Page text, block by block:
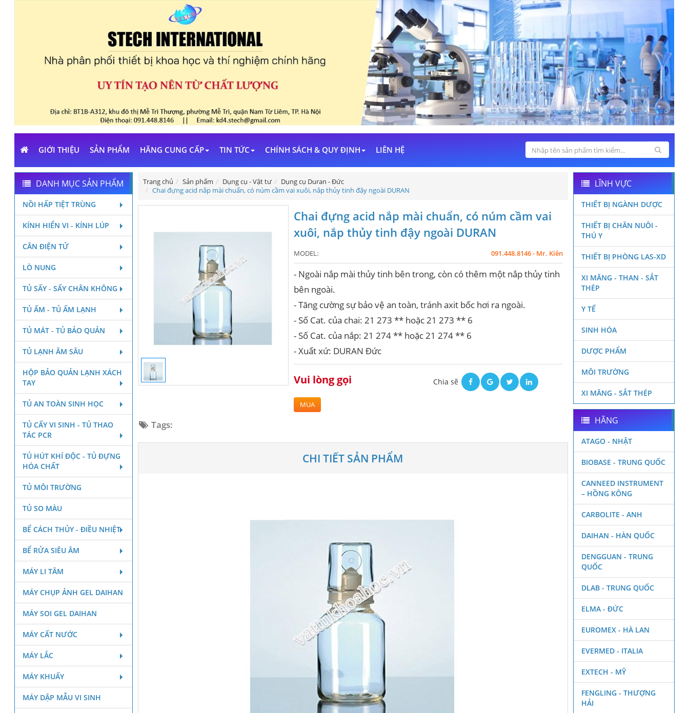
GIỚI THIỆU SẢN PHẨM HÃNG CUNG CẤP TIN TỨC CHÍNH SÁCH & QUY ĐỊNH LIÊN HỆ
Trang chủ Sản phẩm Dụng cụ - Vật tư
Dụng cụ Duran - Đức
Chai đựng acid nắp mài chuẩn, có núm cầm vai xuôi, nắp thủy tinh đậy ngoài DURAN
Chai đựng acid nắp mài chuẩn, có núm cầm vai
xuôi, nắp thủy tinh đậy ngoài DURAN
MODEL: 091.448.8146 - Mr. Kiên
- Ngoài nắp mài thủy tinh bên trong, còn có thêm một nắp thủy tinh
bên ngoài.
- Tăng cường sự bảo vệ an toàn, tránh axit bốc hơi ra ngoài.
- Số Cat. của chai: 21 273 ** hoặc 21 273 ** 6
- Số Cat. của nắp: 21 274 ** hoặc 21 274 ** 6
- Xuất xứ: DURAN Đức
Vui lòng gọi
MUA
Chia sẽ
Tags:
CHI TIẾT SẢN PHẨM
DANH MỤC SẢN PHẨM
NỒI HẤP TIỆT TRÙNG
KÍNH HIỂN VI - KÍNH LÚP
CÂN ĐIỆN TỬ
LÒ NUNG
TỦ SẤY - SẤY CHÂN KHÔNG
TỦ ẤM - TỦ ẤM LẠNH
TỦ MÁT - TỦ BẢO QUẢN
TỦ LẠNH ÂM SÂU
HỘP BẢO QUẢN LẠNH XÁCH
TAY
TỦ AN TOÀN SINH HỌC
TỦ CẤY VI SINH - TỦ THAO
TÁC PCR
TỦ HÚT KHÍ ĐỘC - TỦ ĐỰNG
HÓA CHẤT
TỦ MÔI TRƯỜNG
TỦ SO MÀU
BỂ CÁCH THỦY - ĐIỀU NHIỆT
BỂ RỬA SIÊU ÂM
MÁY LI TÂM
MÁY CHỤP ẢNH GEL DAIHAN
MÁY SOI GEL DAIHAN
MÁY CẤT NƯỚC
MÁY LẮC
MÁY KHUẤY
MÁY DẬP MẪU VI SINH
LĨNH VỰC
THIẾT BỊ NGÀNH DƯỢC
THIẾT BỊ CHĂN NUÔI -
THÚ Y
THIẾT BỊ PHÒNG LAS-XD
XI MĂNG - THAN - SẮT
THÉP
Y TẾ
SINH HÓA
DƯỢC PHẨM
MÔI TRƯỜNG
XI MĂNG - SẮT THÉP
HÃNG
ATAGO - NHẬT
BIOBASE - TRUNG QUỐC
CANNEED INSTRUMENT
– HỒNG KÔNG
CARBOLITE - ANH
DAIHAN - HÀN QUỐC
DENGGUAN - TRUNG
QUỐC
DLAB - TRUNG QUỐC
ELMA - ĐỨC
EUROMEX - HÀ LAN
EVERMED - ITALIA
EXTECH - MỸ
FENGLING - THƯỢNG
HẢI